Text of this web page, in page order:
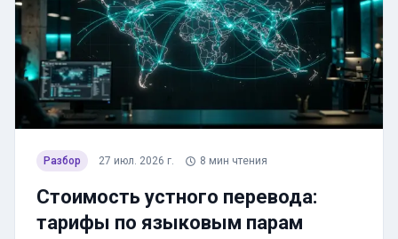
Разбор 27 июл. 2026 г. 8 мин чтения
Стоимость устного перевода:
тарифы по языковым парам